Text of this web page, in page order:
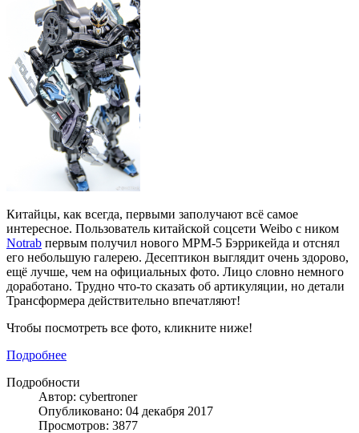
Китайцы, как всегда, первыми заполучают всё самое
интересное. Пользователь китайской соцсети Weibo с ником
Notrab первым получил нового MPM-5 Бэррикейда и отснял
его небольшую галерею. Десептикон выглядит очень здорово,
ещё лучше, чем на официальных фото. Лицо словно немного
доработано. Трудно что-то сказать об артикуляции, но детали
Трансформера действительно впечатляют!
Чтобы посмотреть все фото, кликните ниже!
Подробнее
Подробности
Автор: cybertroner
Опубликовано: 04 декабря 2017
Просмотров: 3877